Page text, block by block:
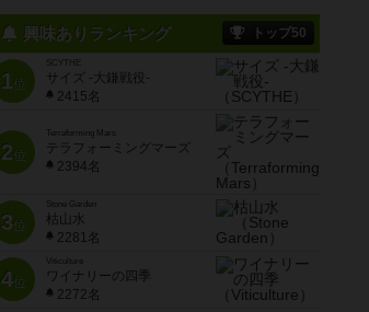
興味ありランキング トップ50
1位
SCYTHE
サイズ -大鎌戦役-
2415名
2位
Terraforming Mars
テラフォーミングマーズ
2394名
3位
Stone Garden
枯山水
2281名
4位
Viticulture
ワイナリーの四季
2272名